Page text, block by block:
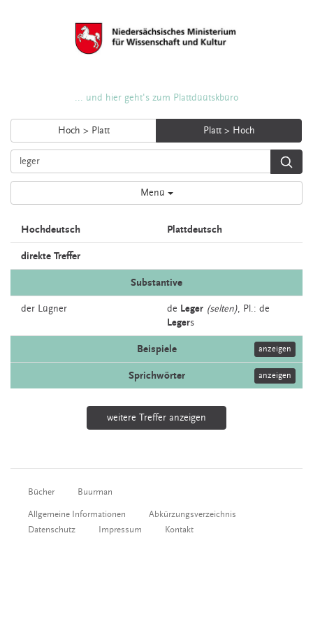
... und hier geht's zum Plattdüütskbüro
Hoch > Platt Platt > Hoch
Menü
Hochdeutsch Plattdeutsch
direkte Treffer
Substantive
der Lügner de Leger (selten), Pl.: de
Legers
Beispiele anzeigen
Sprichwörter anzeigen
weitere Treffer anzeigen
Bücher Buurman
Allgemeine Informationen
Abkürzungsverzeichnis
Datenschutz
Impressum Kontakt